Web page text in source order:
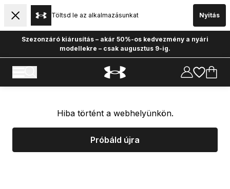
Töltsd le az alkalmazásunkat Nyitás
Szezonzáró kiárusítás – akár 50%-os kedvezmény a nyári
modellekre – csak augusztus 9-ig.
Hiba történt a webhelyünkön.
Próbáld újra